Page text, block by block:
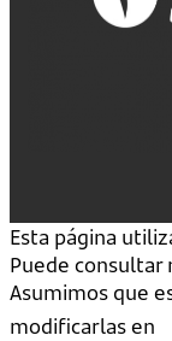
Esta página
Puede consultar
Asumimos que
modificarlas en